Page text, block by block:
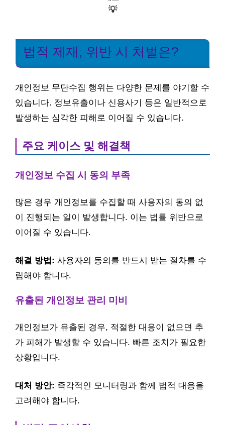
💡
법적 제재, 위반 시 처벌은?
개인정보 무단수집 행위는 다양한 문제를 야기할 수
있습니다. 정보유출이나 신용사기 등은 일반적으로
발생하는 심각한 피해로 이어질 수 있습니다.
주요 케이스 및 해결책
개인정보 수집 시 동의 부족
많은 경우 개인정보를 수집할 때 사용자의 동의 없
이 진행되는 일이 발생합니다. 이는 법률 위반으로
이어질 수 있습니다.
해결 방법: 사용자의 동의를 반드시 받는 절차를 수
립해야 합니다.
유출된 개인정보 관리 미비
개인정보가 유출된 경우, 적절한 대응이 없으면 추
가 피해가 발생할 수 있습니다. 빠른 조치가 필요한
상황입니다.
대처 방안: 즉각적인 모니터링과 함께 법적 대응을
고려해야 합니다.